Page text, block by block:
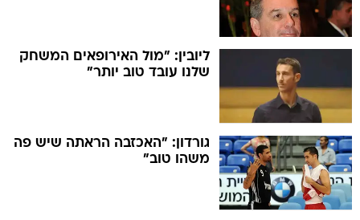
ליובין: "מול האירופאים המשחק
שלנו עובד טוב יותר"
גורדון: "האכזבה הראתה שיש פה
משהו טוב"